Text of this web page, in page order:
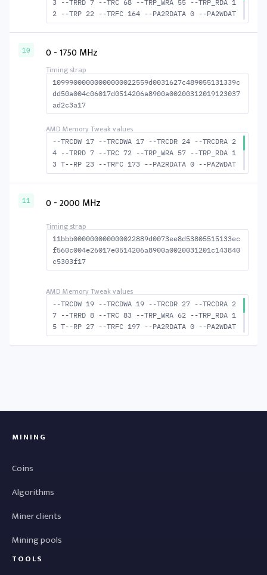
3 --TRRD 7 --TRC 68 --TRP_WRA 55 --TRP_RDA 1
2 --TRP 22 --TRFC 164 --PA2RDATA 0 --PA2WDAT
A 0 --TFAW 12 --TCRCRL 2 --TCRCWL 6 --TFAW32
-ACTWR 52 --RAS2RAS 164 --RP 42 --WRPLUSRP 5
10 0 - 1750 MHz
10999000000000000022559d0031627c489055131339c
dd50a004c06017d0514206a8900a00200312019123037
ad2c3a17
--TRCDW 17 --TRCDWA 17 --TRCDR 24 --TRCDRA 2
4 --TRRD 7 --TRC 72 --TRP_WRA 57 --TRP_RDA 1
3 T--RP 23 --TRFC 173 --PA2RDATA 0 --PA2WDAT
A 0 --TFAW 12 --TCRCRL 2 --TCRCWL 6 --TFAW32
-ACTWR 55 --RAS2RAS 173 --RP 44 --WRPLUSRP 5
11 0 - 2000 MHz
11bbb000000000000022889d0073ee8d53805515133ec
f560c004e26017e0514206a8900a0020031201c143840
c5303f17
--TRCDW 19 --TRCDWA 19 --TRCDR 27 --TRCDRA 2
7 --TRRD 8 --TRC 83 --TRP_WRA 62 --TRP_RDA 1
5 T--RP 27 --TRFC 197 --PA2RDATA 0 --PA2WDAT
A 0 --TFAW 14 --TCRCRL 2 --TCRCWL 6 --TFAW32
MINING
Coins
Algorithms
Miner clients
Mining pools
TOOLS